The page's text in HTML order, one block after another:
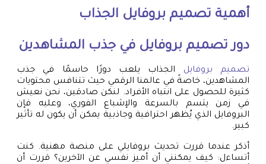
أهمية تصميم بروفايل الجذاب
دور تصميم بروفايل في جذب المشاهدين
تصميم بروفايل الجذاب يلعب دورًا حاسمًا في جذب
المشاهدين، خاصةً في عالمنا الرقمي حيث تتنافس محتويات
كثيرة للحصول على انتباه الأفراد. لنكن صادقين، نحن نعيش
في زمن يتسم بالسرعة والإشباع الفوري، وعليه فإن
البروفايل الذي يُظهر احترافية وجاذبية يمكن أن يكون له تأثير
كبير.
أذكر عندما قررت تحديث بروفايلي على منصة مهنية. كنت
أتساءل: كيف يمكنني أن أميز نفسي عن الآخرين؟ قررت أن